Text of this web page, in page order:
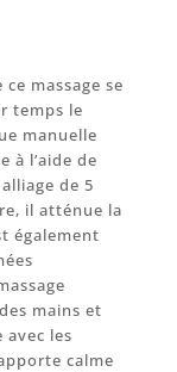
massage se
temps le
manuelle
à l’aide de
de 5
il atténue la
également
mains et
les
calme